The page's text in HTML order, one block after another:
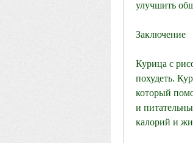
улучшить
Заключение
Курица с
похудеть.
который
и
калорий и